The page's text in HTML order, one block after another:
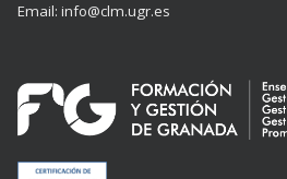
Email: info@clm.ugr.es